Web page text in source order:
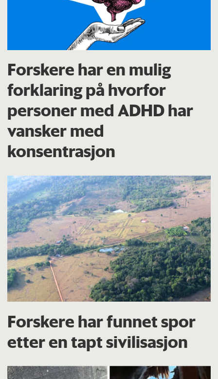
Forskere har en mulig
forklaring på hvorfor
personer med ADHD har
vansker med
konsentrasjon
Forskere har funnet spor
etter en tapt sivilisasjon